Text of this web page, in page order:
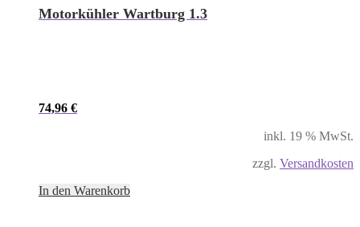
Motorkühler Wartburg 1.3
74,96 €
inkl. 19 % MwSt.
zzgl. Versandkosten
In den Warenkorb